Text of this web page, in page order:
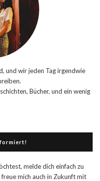
und wir jeden Tag irgendwie
Bücher, und ein wenig
melde dich einfach zu
mich auch in Zukunft mit